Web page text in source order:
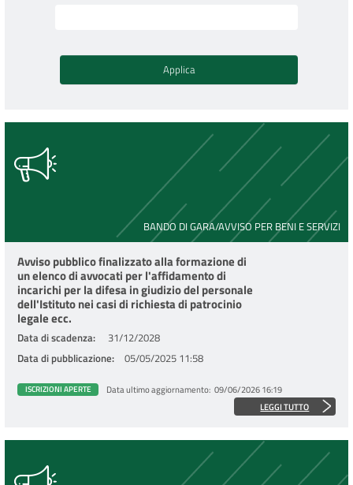
BANDO DI GARA/AVVISO PER BENI E SERVIZI
Avviso pubblico finalizzato alla formazione di
un elenco di avvocati per l'affidamento di
incarichi per la difesa in giudizio del personale
dell'Istituto nei casi di richiesta di patrocinio
legale ecc.
Data di scadenza
31/12/2028
Data di pubblicazione
05/05/2025 11:58
ISCRIZIONI APERTE Data ultimo aggiornamento 09/06/2026 16:19
LEGGI TUTTO